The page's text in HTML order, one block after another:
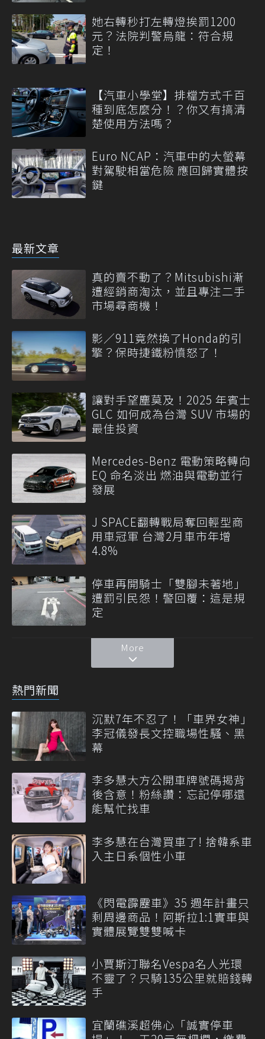
她右轉秒打左轉燈挨罰1200
元？法院判警烏龍：符合規
定！
【汽車小學堂】排檔方式千百
種到底怎麼分！？你又有搞清
楚使用方法嗎？
Euro NCAP：汽車中的大螢幕
對駕駛相當危險 應回歸實體按
鍵
最新文章
真的賣不動了？Mitsubishi漸
遭經銷商淘汰，並且專注二手
市場尋商機！
影／911竟然換了Honda的引
擎？保時捷鐵粉憤怒了！
讓對手望塵莫及！2025 年賓士
GLC 如何成為台灣 SUV 市場的
最佳投資
Mercedes-Benz 電動策略轉向
EQ 命名淡出 燃油與電動並行
發展
J SPACE翻轉戰局奪回輕型商
用車冠軍 台灣2月車市年增
4.8%
停車再開騎士「雙腳未著地」
遭罰引民怨！警回覆：這是規
定
More
熱門新聞
沉默7年不忍了！「車界女神」
李冠儀發長文控職場性騷、黑
幕
李多慧大方公開車牌號碼揭背
後含意！粉絲讚：忘記停哪還
能幫忙找車
李多慧在台灣買車了! 捨韓系車
入主日系個性小車
《閃電霹靂車》35 週年計畫只
剩周邊商品！阿斯拉1:1實車與
實體展覽雙雙喊卡
小賈斯汀聯名Vespa名人光環
不靈了？只騎135公里就賠錢轉
手
宜蘭礁溪超佛心「誠實停車